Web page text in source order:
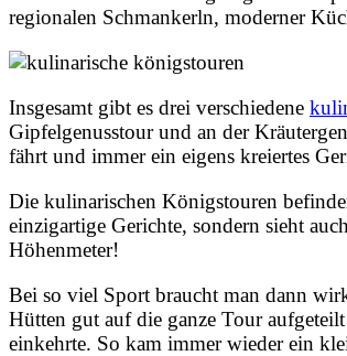
regionalen Schmankerln, moderner
Insgesamt gibt es drei verschiedene
Gipfelgenusstour und an der
fährt und immer ein eigens kreiertes
Die kulinarischen Königstouren
einzigartige Gerichte, sondern sieht
Höhenmeter!
Bei so viel Sport braucht man dann
Hütten gut auf die ganze Tour
einkehrte. So kam immer wieder ein